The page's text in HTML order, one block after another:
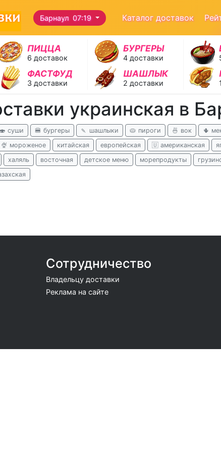
Барнаул 07:19 Каталог доставок
ПИЦЦА
6 доставок
БУРГЕРЫ
4 доставки
ФАСТФУД
3 доставки
ШАШЛЫК
2 доставки
украинская в
суши 🍔 бургеры 🍡 шашлыки 🥧 пироги 🍜 вок 🌵
🍨 мороженое китайская европейская 🇺 американская
халяль восточная детское меню морепродукты
Сотрудничество
Владельцу доставки
Реклама на сайте